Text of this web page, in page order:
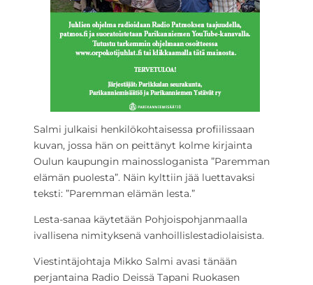
Salmi julkaisi henkilökohtaisessa profiilissaan
kuvan, jossa hän on peittänyt kolme kirjainta
Oulun kaupungin mainossloganista ”Paremman
elämän puolesta”. Näin kylttiin jää luettavaksi
teksti: ”Paremman elämän lesta.”
Lesta-sanaa käytetään Pohjoispohjanmaalla
ivallisena nimityksenä vanhoillislestadiolaisista.
Viestintäjohtaja Mikko Salmi avasi tänään
perjantaina Radio Deissä Tapani Ruokasen